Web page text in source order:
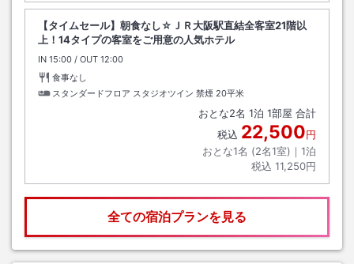
【タイムセール】朝食なし☆ＪＲ大阪駅直結全客室21階以
上！14タイプの客室をご用意の人気ホテル
IN チェックイン
15:00 / OUT チェックアウト
12:00
食事なし
スタンダードフロア スタジオツイン 禁煙 20平米
おとな2名 1泊 1部屋 合計
税込 22,500円
おとな1名 (2名1室)｜ 1泊
税込 11,250円
全ての宿泊プランを見る